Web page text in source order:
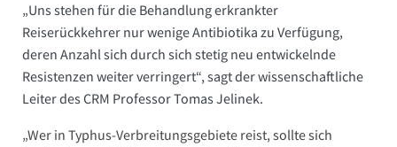
„Uns stehen für die Behandlung erkrankter
Reiserückkehrer nur wenige Antibiotika zu Verfügung,
deren Anzahl sich durch sich stetig neu entwickelnde
Resistenzen weiter verringert“, sagt der wissenschaftliche
Leiter des CRM Professor Tomas Jelinek.
„Wer in Typhus-Verbreitungsgebiete reist, sollte sich